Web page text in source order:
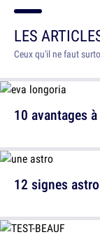
LES
Ceux qu'il ne faut
10 avantages
12 signes